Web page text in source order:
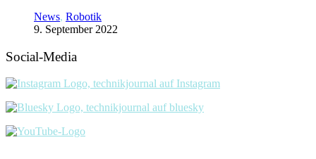
News, Robotik
9. September 2022
Social-Media